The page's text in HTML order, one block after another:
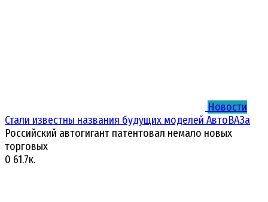
Новости
Стали известны названия будущих моделей АвтоВАЗа
Российский автогигант патентовал немало новых
торговых
0 61.7к.